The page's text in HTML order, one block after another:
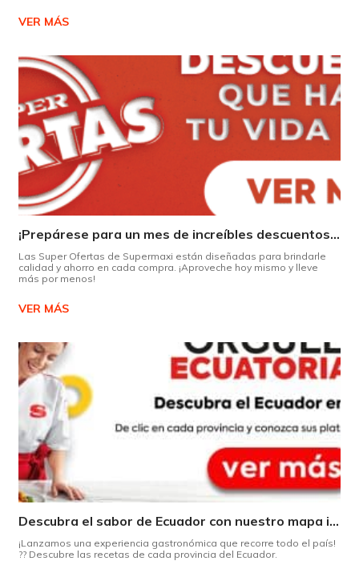
VER MÁS
¡Prepárese para un mes de increíbles descuentos en Supermaxi!
Las Super Ofertas de Supermaxi están diseñadas para brindarle
calidad y ahorro en cada compra. ¡Aproveche hoy mismo y lleve
más por menos!
VER MÁS
Descubra el sabor de Ecuador con nuestro mapa interactivo de recetas
¡Lanzamos una experiencia gastronómica que recorre todo el país!
?? Descubre las recetas de cada provincia del Ecuador.